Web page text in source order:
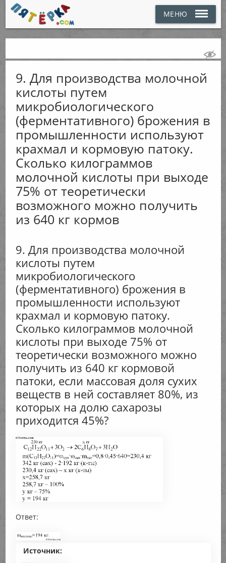
МЕНЮ
9. Для производства молочной
кислоты путем
микробиологического
(ферментативного) брожения в
промышленности используют
крахмал и кормовую патоку.
Сколько килограммов
молочной кислоты при выходе
75% от теоретически
возможного можно получить
из 640 кг кормов
9. Для производства молочной
кислоты путем
микробиологического
(ферментативного) брожения в
промышленности используют
крахмал и кормовую патоку.
Сколько килограммов молочной
кислоты при выходе 75% от
теоретически возможного можно
получить из 640 кг кормовой
патоки, если массовая доля сухих
веществ в ней составляет 80%, из
которых на долю сахарозы
приходится 45%?
Ответ:
Источник: